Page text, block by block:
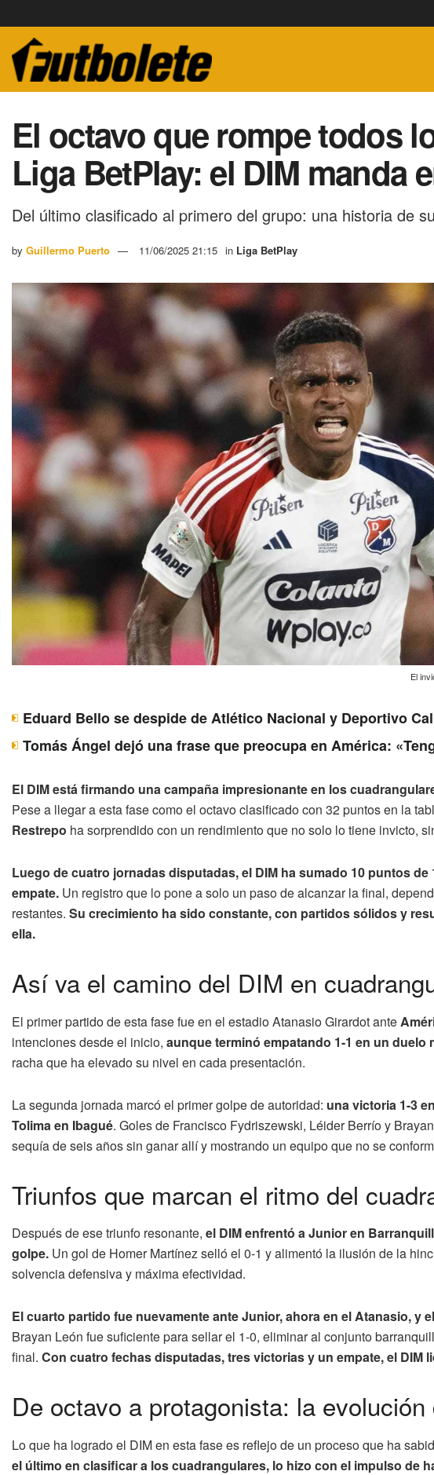
El octavo que rompe todos
Liga BetPlay: el DIM manda
Del último clasificado al primero del grupo: una historia de
by Guillermo Puerto 11/06/2025 21:15 in Liga BetPlay
El
Eduard Bello se despide de Atlético Nacional y Deportivo
Tomás Ángel dejó una frase que preocupa en América:
El DIM está firmando una campaña impresionante en los
Pese a llegar a esta fase como el octavo clasificado con 32 puntos en la
Restrepo ha sorprendido con un rendimiento que no solo lo tiene invicto,
Luego de cuatro jornadas disputadas, el DIM ha sumado 10 puntos
empate. Un registro que lo pone a solo un paso de alcanzar la final,
restantes. Su crecimiento ha sido constante, con partidos sólidos y
ella.
Así va el camino del DIM en
El primer partido de esta fase fue en el estadio Atanasio Girardot ante
intenciones desde el inicio, aunque terminó empatando 1-1 en un duelo
racha que ha elevado su nivel en cada presentación.
La segunda jornada marcó el primer golpe de autoridad: una victoria 1-3
Tolima en Ibagué. Goles de Francisco Fydriszewski, Léider Berrío y
sequía de seis años sin ganar allí y mostrando un equipo que no se
Triunfos que marcan el ritmo del
Después de ese triunfo resonante, el DIM enfrentó a Junior en
golpe. Un gol de Homer Martínez selló el 0-1 y alimentó la ilusión de la
solvencia defensiva y máxima efectividad.
El cuarto partido fue nuevamente ante Junior, ahora en el Atanasio, y
Brayan León fue suficiente para sellar el 1-0, eliminar al conjunto
final. Con cuatro fechas disputadas, tres victorias y un empate, el DIM
De octavo a protagonista: la evolución
Lo que ha logrado el DIM en esta fase es reflejo de un proceso que ha
el último en clasificar a los cuadrangulares, lo hizo con el impulso de